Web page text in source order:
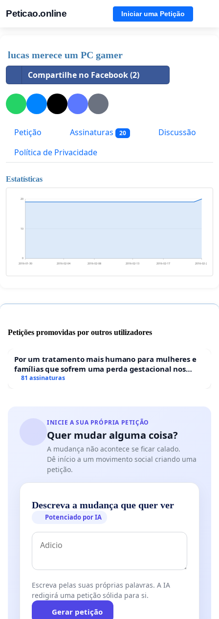
Peticao.online Iniciar uma Petição
lucas merece um PC gamer
Compartilhe no Facebook (2)
Petição Assinaturas 20
Discussão
Política de Privacidade
Estatísticas
0
10
20
2016-01-30 2016-02-04 2016-02-08 2016-02-13 2016-02-17 2016-02-22
Petições promovidas por outros utilizadores
Por um tratamento mais humano para mulheres e
famílias que sofrem uma perda gestacional nos
hospitais portugueses
81 assinaturas
INICIE A SUA PRÓPRIA PETIÇÃO
Quer mudar alguma coisa?
A mudança não acontece se ficar calado.
Dê início a um movimento social criando uma
petição.
Descreva a mudança que quer ver
Potenciado por IA
Escreva pelas suas próprias palavras. A IA
redigirá uma petição sólida para si.
Gerar petição